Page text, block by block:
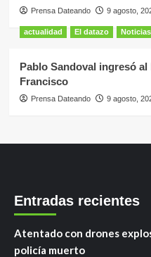
Prensa Dateando 9 agosto,
actualidad El datazo
Pablo Sandoval ingresó al
Francisco
Prensa Dateando 9 agosto,
Entradas recientes
Atentado con drones
policía muerto